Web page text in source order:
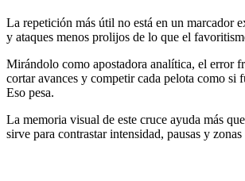
La repetición más útil no está en un marcador
y ataques menos prolijos de lo que el
Mirándolo como apostadora analítica, el error
cortar avances y competir cada pelota como
Eso pesa.
La memoria visual de este cruce ayuda más
sirve para contrastar intensidad, pausas y zonas